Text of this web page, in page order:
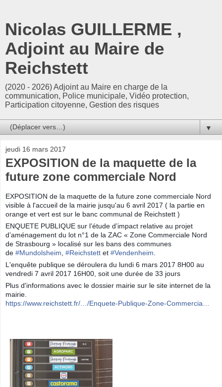
Nicolas GUILLERME ,
Adjoint au Maire de
Reichstett
(2020 - 2026) Adjoint au Maire en charge de la
communication, Police municipale, Vidéo protection,
Participation citoyenne, Gestion des risques
▼
jeudi 16 mars 2017
EXPOSITION de la maquette de la
future zone commerciale Nord
EXPOSITION de la maquette de la future zone commerciale Nord
visible à l'accueil de la mairie jusqu'au 6 avril 2017 ( la partie en
orange et vert est sur le banc communal de Reichstett )
ENQUETE PUBLIQUE sur l’étude d’impact relative au projet
d’aménagement du lot n°1 de la ZAC « Zone Commerciale Nord
de Strasbourg » localisé sur les bans des communes
de #Mundolsheim #Reichstett et #Vendenheim
L'enquête publique se déroulera du lundi 6 mars 2017 8H00 au
vendredi 7 avril 2017 16H00, soit une durée de 33 jours
Plus d'informations avec le dossier mairie sur le site internet de la
mairie.
https://www.reichstett.fr/…/Enquete-Publique-Zone-Commercia…